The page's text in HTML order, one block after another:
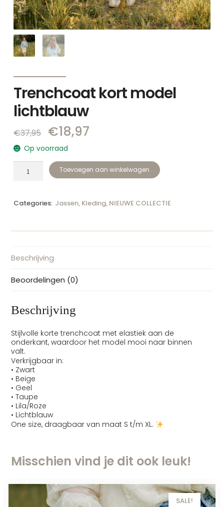
Trenchcoat kort model
lichtblauw
€37,95 €18,97
Op voorraad
Toevoegen aan winkelwagen
Categories: Jassen, Kleding, NIEUWE COLLECTIE
Beschrijving
Beoordelingen (0)
Beschrijving
Stijlvolle korte trenchcoat met elastiek aan de
onderkant, waardoor het model mooi naar binnen
valt.
Verkrijgbaar in:
• Zwart
• Beige
• Geel
• Taupe
• Lila/Roze
• Lichtblauw
One size, draagbaar van maat S t/m XL.
Misschien vind je dit ook leuk!
SALE!